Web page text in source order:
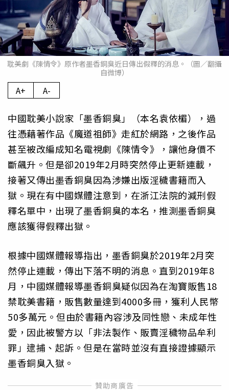
耽美劇《陳情令》原作者墨香銅臭近日傳出假釋的消息。（圖／翻攝
自微博）
A+ A-
中國耽美小說家「墨香銅臭」（本名袁依楣），過
往憑藉著作品《魔道祖師》走紅於網路，之後作品
甚至被改編成知名電視劇《陳情令》，讓他身價不
斷飆升。但是卻2019年2月時突然停止更新連載，
接著又傳出墨香銅臭因為涉嫌出版淫穢書籍而入
獄。現在有中國媒體注意到，在浙江法院的減刑假
釋名單中，出現了墨香銅臭的本名，推測墨香銅臭
應該獲得假釋出獄。
根據中國媒體報導指出，墨香銅臭於2019年2月突
然停止連載，傳出下落不明的消息。直到2019年8
月，中國媒體報導墨香銅臭疑似因為在淘寶販售18
禁耽美書籍，販售數量達到4000多冊，獲利人民幣
50多萬元。但由於書籍內容涉及同性戀、未成年性
愛，因此被警方以「非法製作、販賣淫穢物品牟利
罪」逮捕、起訴。但是在當時並沒有直接證據顯示
墨香銅臭入獄。